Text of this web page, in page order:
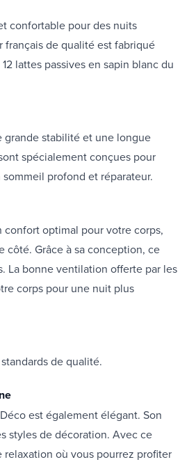
confortable pour des nuits
français de qualité est fabriqué
lattes passives en sapin blanc du
grande stabilité et une longue
spécialement conçues pour
profond et réparateur.
confort optimal pour votre corps,
côté. Grâce à sa conception, ce
La bonne ventilation offerte par les
corps pour une nuit plus
de qualité.
est également élégant. Son
styles de décoration. Avec ce
où vous pourrez profiter